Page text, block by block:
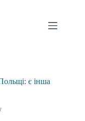
є інша